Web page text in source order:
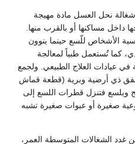
نحل العسل مادة مهيجة
داخل مساكنها أو بالقرب منها.
الأشخاص للّسع حينما ينوون
كما تُستعمل طبياً لمعالجة
في عيادات العلاج الطبيعي. ولجمع
نفق ذي أرضية وبرية (قطعة قماش
ويلسع فتنزل قطرات اللسع إلى
صغيرة أو عبوات صغيرة تشبه
غدد الشغالات المتوسطة العمر،